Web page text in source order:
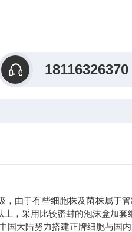
18116326370
于有些细胞株及菌株属于管
，采用比较密封的泡沫盒加套
国大陆努力搭建正牌细胞与国